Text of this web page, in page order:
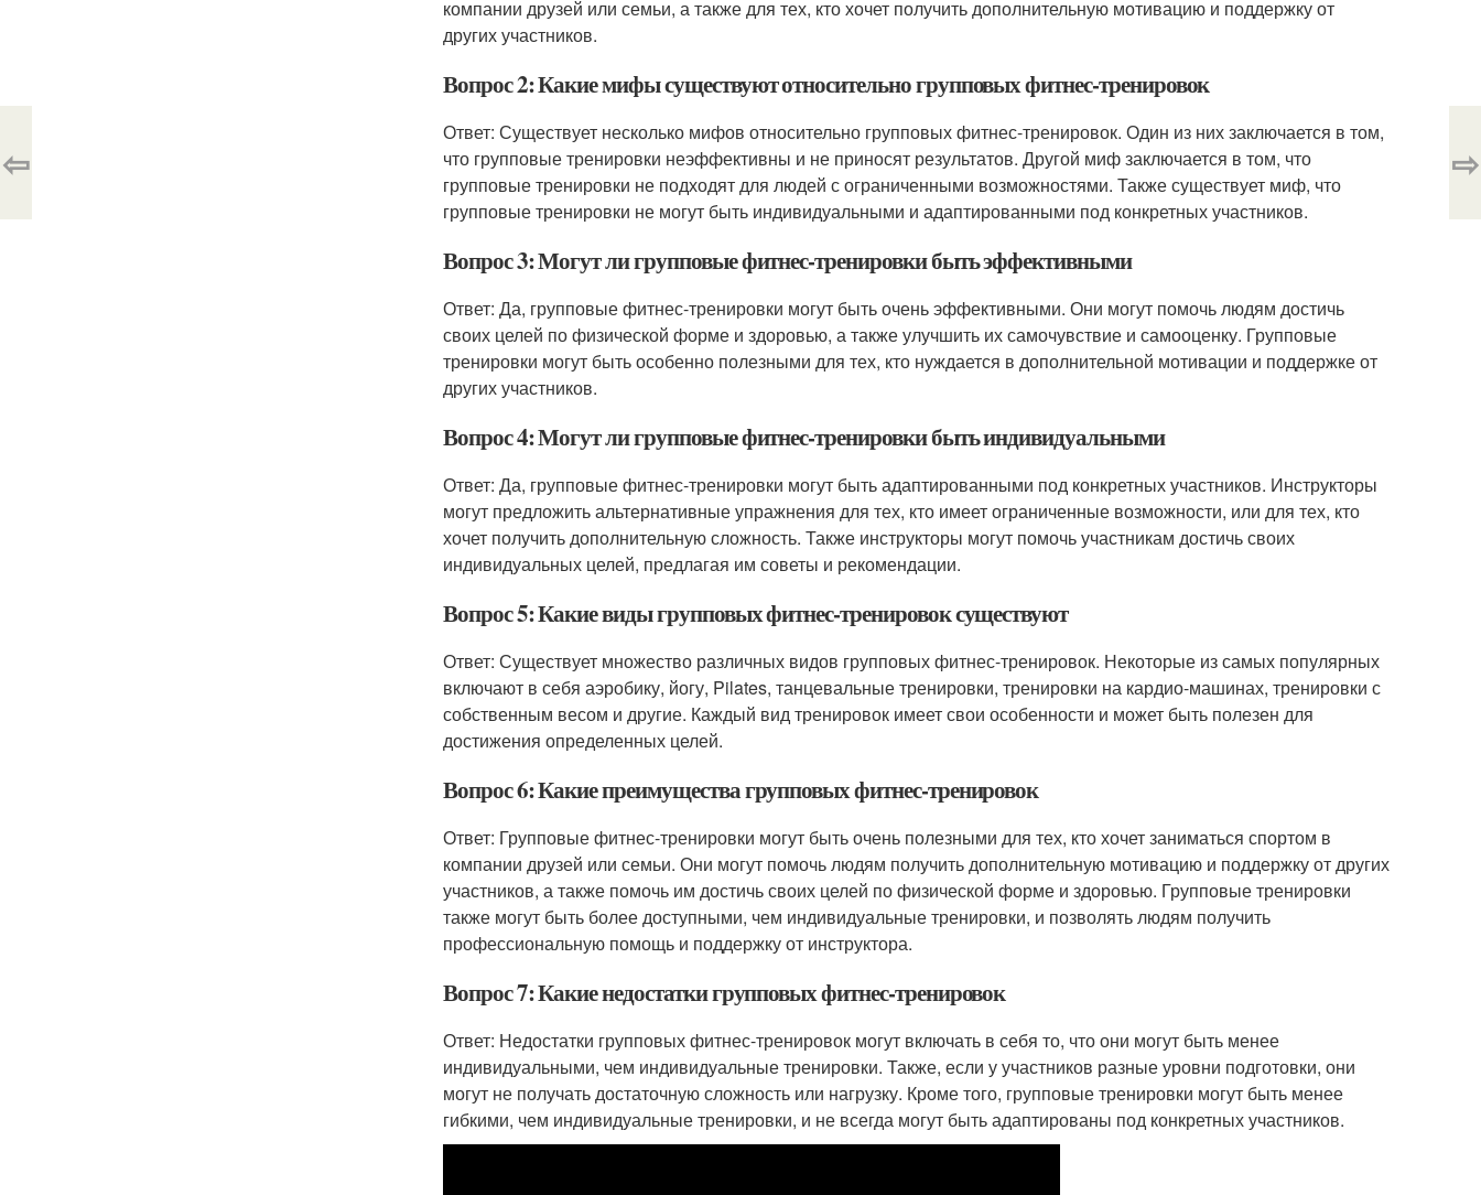
компании друзей или семьи, а также для тех, кто хочет получить дополнительную мотивацию и поддержку от
других участников.
Вопрос 2: Какие мифы существуют относительно групповых фитнес-тренировок
Ответ: Существует несколько мифов относительно групповых фитнес-тренировок. Один из них заключается в том,
что групповые тренировки неэффективны и не приносят результатов. Другой миф заключается в том, что
групповые тренировки не подходят для людей с ограниченными возможностями. Также существует миф, что
групповые тренировки не могут быть индивидуальными и адаптированными под конкретных участников.
Вопрос 3: Могут ли групповые фитнес-тренировки быть эффективными
Ответ: Да, групповые фитнес-тренировки могут быть очень эффективными. Они могут помочь людям достичь
своих целей по физической форме и здоровью, а также улучшить их самочувствие и самооценку. Групповые
тренировки могут быть особенно полезными для тех, кто нуждается в дополнительной мотивации и поддержке от
других участников.
Вопрос 4: Могут ли групповые фитнес-тренировки быть индивидуальными
Ответ: Да, групповые фитнес-тренировки могут быть адаптированными под конкретных участников. Инструкторы
могут предложить альтернативные упражнения для тех, кто имеет ограниченные возможности, или для тех, кто
хочет получить дополнительную сложность. Также инструкторы могут помочь участникам достичь своих
индивидуальных целей, предлагая им советы и рекомендации.
Вопрос 5: Какие виды групповых фитнес-тренировок существуют
Ответ: Существует множество различных видов групповых фитнес-тренировок. Некоторые из самых популярных
включают в себя аэробику, йогу, Pilates, танцевальные тренировки, тренировки на кардио-машинах, тренировки с
собственным весом и другие. Каждый вид тренировок имеет свои особенности и может быть полезен для
достижения определенных целей.
Вопрос 6: Какие преимущества групповых фитнес-тренировок
Ответ: Групповые фитнес-тренировки могут быть очень полезными для тех, кто хочет заниматься спортом в
компании друзей или семьи. Они могут помочь людям получить дополнительную мотивацию и поддержку от других
участников, а также помочь им достичь своих целей по физической форме и здоровью. Групповые тренировки
также могут быть более доступными, чем индивидуальные тренировки, и позволять людям получить
профессиональную помощь и поддержку от инструктора.
Вопрос 7: Какие недостатки групповых фитнес-тренировок
Ответ: Недостатки групповых фитнес-тренировок могут включать в себя то, что они могут быть менее
индивидуальными, чем индивидуальные тренировки. Также, если у участников разные уровни подготовки, они
могут не получать достаточную сложность или нагрузку. Кроме того, групповые тренировки могут быть менее
гибкими, чем индивидуальные тренировки, и не всегда могут быть адаптированы под конкретных участников.
⇦ ⇨